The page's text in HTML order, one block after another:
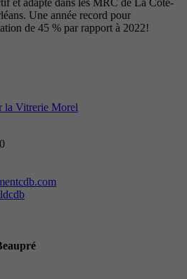
Une année record pour
de 45 % par rapport à 2022!
la Vitrerie Morel